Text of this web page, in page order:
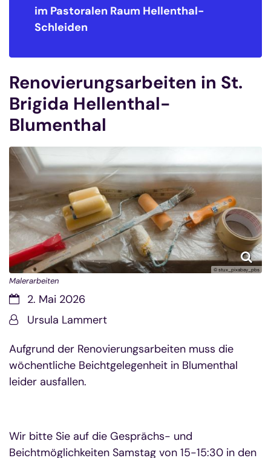
im Pastoralen Raum Hellenthal-
Schleiden
Renovierungsarbeiten in St.
Brigida Hellenthal-
Blumenthal
© stux_pixabay_pbs
Malerarbeiten
Datum:2. Mai 2026
Von:Ursula Lammert
Aufgrund der Renovierungsarbeiten muss die
wöchentliche Beichtgelegenheit in Blumenthal
leider ausfallen.
Wir bitte Sie auf die Gesprächs- und
Beichtmöglichkeiten Samstag von 15-15:30 in den